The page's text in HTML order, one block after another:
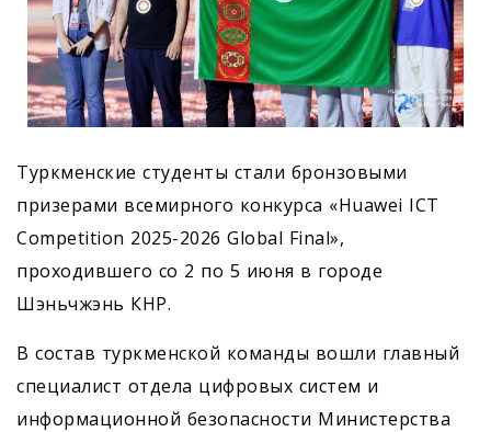
Туркменские студенты стали бронзовыми
призерами всемирного конкурса «Huawei ICT
Competition 2025-2026 Global Final»,
проходившего со 2 по 5 июня в городе
Шэньчжэнь КНР.
В состав туркменской команды вошли главный
специалист отдела цифровых систем и
информационной безопасности Министерства